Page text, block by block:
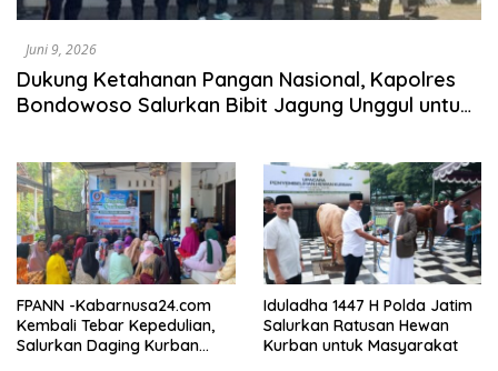
Juni 9, 2026
Dukung Ketahanan Pangan Nasional, Kapolres
Bondowoso Salurkan Bibit Jagung Unggul untuk
FPANN -Kabarnusa24.com
Kembali Tebar Kepedulian,
Salurkan Daging Kurban
Iduladha 1447 H Polda Jatim
Salurkan Ratusan Hewan
Kurban untuk Masyarakat